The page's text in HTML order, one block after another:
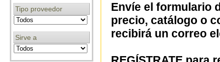
Tipo proveedor
Sirve a
Envíe el formulario
precio, catálogo o
recibirá un correo